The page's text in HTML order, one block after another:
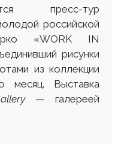
пресс-тур
российской
«WORK IN
рисунки
из коллекции
месяц. Выставка
— галереей